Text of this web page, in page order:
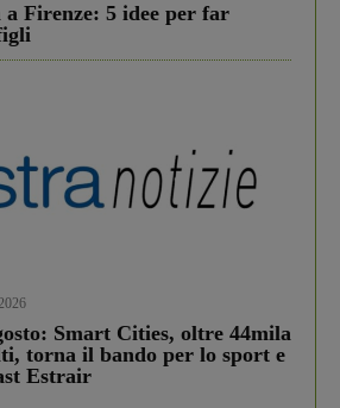
Firenze: 5 idee per far
Smart Cities, oltre 44mila
torna il bando per lo sport e
Estrair